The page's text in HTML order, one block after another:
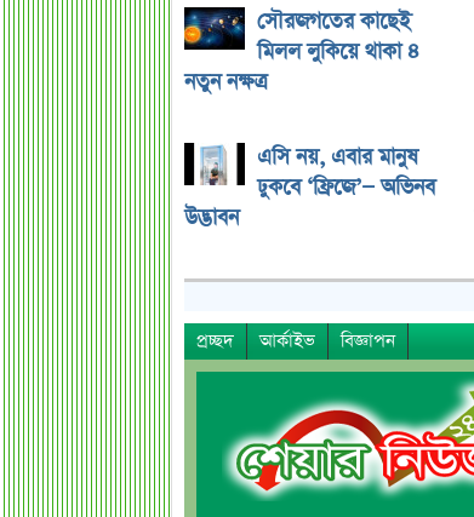
সৌরজগতের কাছেই
মিলল লুকিয়ে থাকা ৪
নতুন নক্ষত্র
এসি নয়, এবার মানুষ
ঢুকবে ‘ফ্রিজে’— অভিনব
উদ্ভাবন
প্রচ্ছদ আর্কাইভ
বিজ্ঞাপন